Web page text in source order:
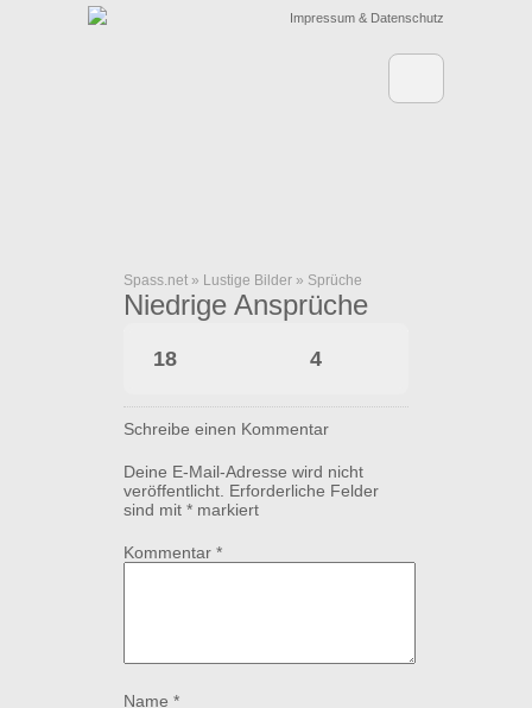
Impressum & Datenschutz
Spass.net » Lustige Bilder » Sprüche
Niedrige Ansprüche
18 4
Schreibe einen Kommentar
Deine E-Mail-Adresse wird nicht
veröffentlicht. Erforderliche Felder
sind mit * markiert
Kommentar *
Name *